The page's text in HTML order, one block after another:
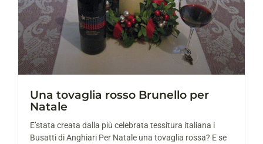
Una tovaglia rosso Brunello per
Natale
E’stata creata dalla più celebrata tessitura italiana i
Busatti di Anghiari Per Natale una tovaglia rossa? E se